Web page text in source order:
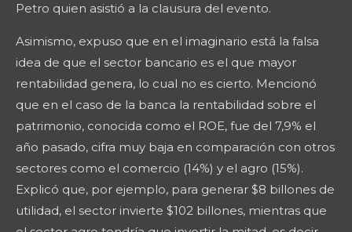
Petro quien asistió a la clausura del evento.
Asimismo, expuso que en el imaginario está la falsa
idea de que el sector bancario es el que mayor
rentabilidad genera, lo cual no es cierto. Mencionó
que en el caso de la banca la rentabilidad sobre el
patrimonio, conocida como el ROE, fue del 7,9% el
año pasado, cifra muy baja en comparación con otros
sectores como el comercio (14%) y el agro (15%).
Explicó que, por ejemplo, para generar $8 billones de
utilidad, el sector invierte $102 billones, mientras que